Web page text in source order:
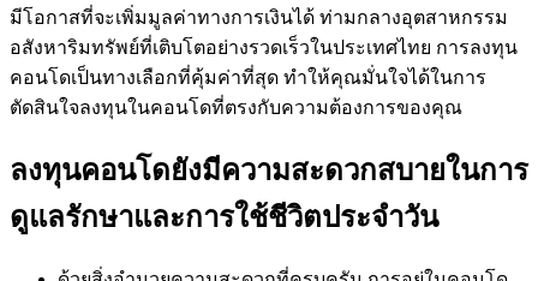
มีโอกาสที่จะเพิ่มมูลค่าทางการเงินได้ ท่ามกลางอุตสาหกรรม
อสังหาริมทรัพย์ที่เติบโตอย่างรวดเร็วในประเทศไทย การลงทุน
คอนโดเป็นทางเลือกที่คุ้มค่าที่สุด ทำให้คุณมั่นใจได้ในการ
ตัดสินใจลงทุนในคอนโดที่ตรงกับความต้องการของคุณ
ลงทุนคอนโดยังมีความสะดวกสบายในการ
ดูแลรักษาและการใช้ชีวิตประจำวัน